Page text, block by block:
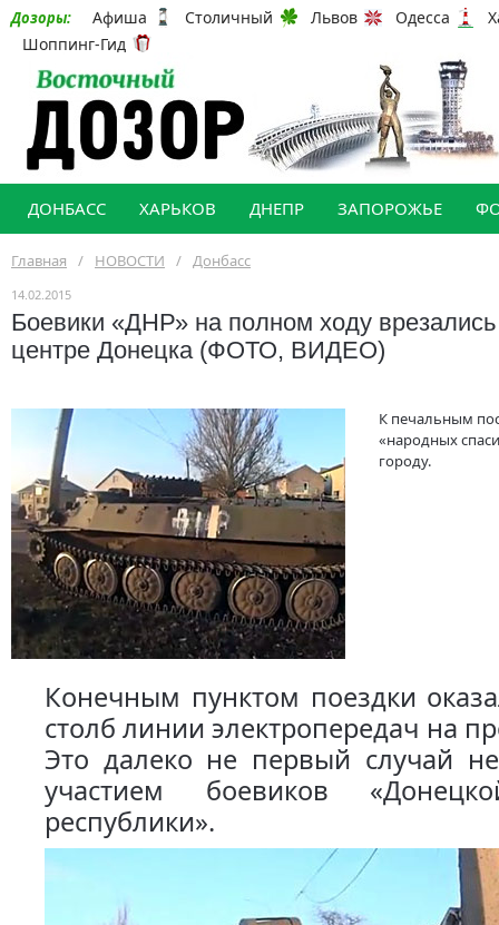
Дозоры: Афиша Столичный Львов Одесса
Шоппинг-Гид
ДОНБАСС ХАРЬКОВ ДНЕПР ЗАПОРОЖЬЕ
Главная / НОВОСТИ / Донбасс
14.02.2015
Боевики «ДНР» на полном ходу
центре Донецка (ФОТО, ВИДЕО)
К печальным
«народных
городу.
Конечным пунктом поездки
столб линии электропередач на
Это далеко не первый случай
участием боевиков
республики».